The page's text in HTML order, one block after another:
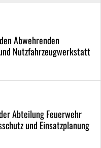
Abwehrenden
Nutzfahrzeugwerkstatt
Abteilung Feuerwehr
und Einsatzplanung